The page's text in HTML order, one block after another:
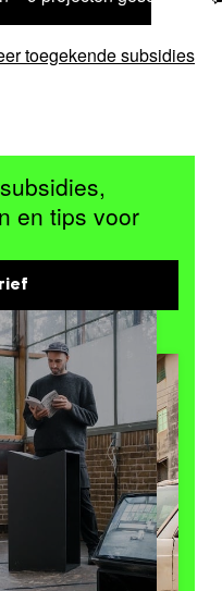
toegekende subsidies
en tips voor